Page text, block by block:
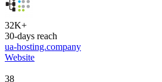
32K+
30-days reach
ua-hosting.company
Website
38